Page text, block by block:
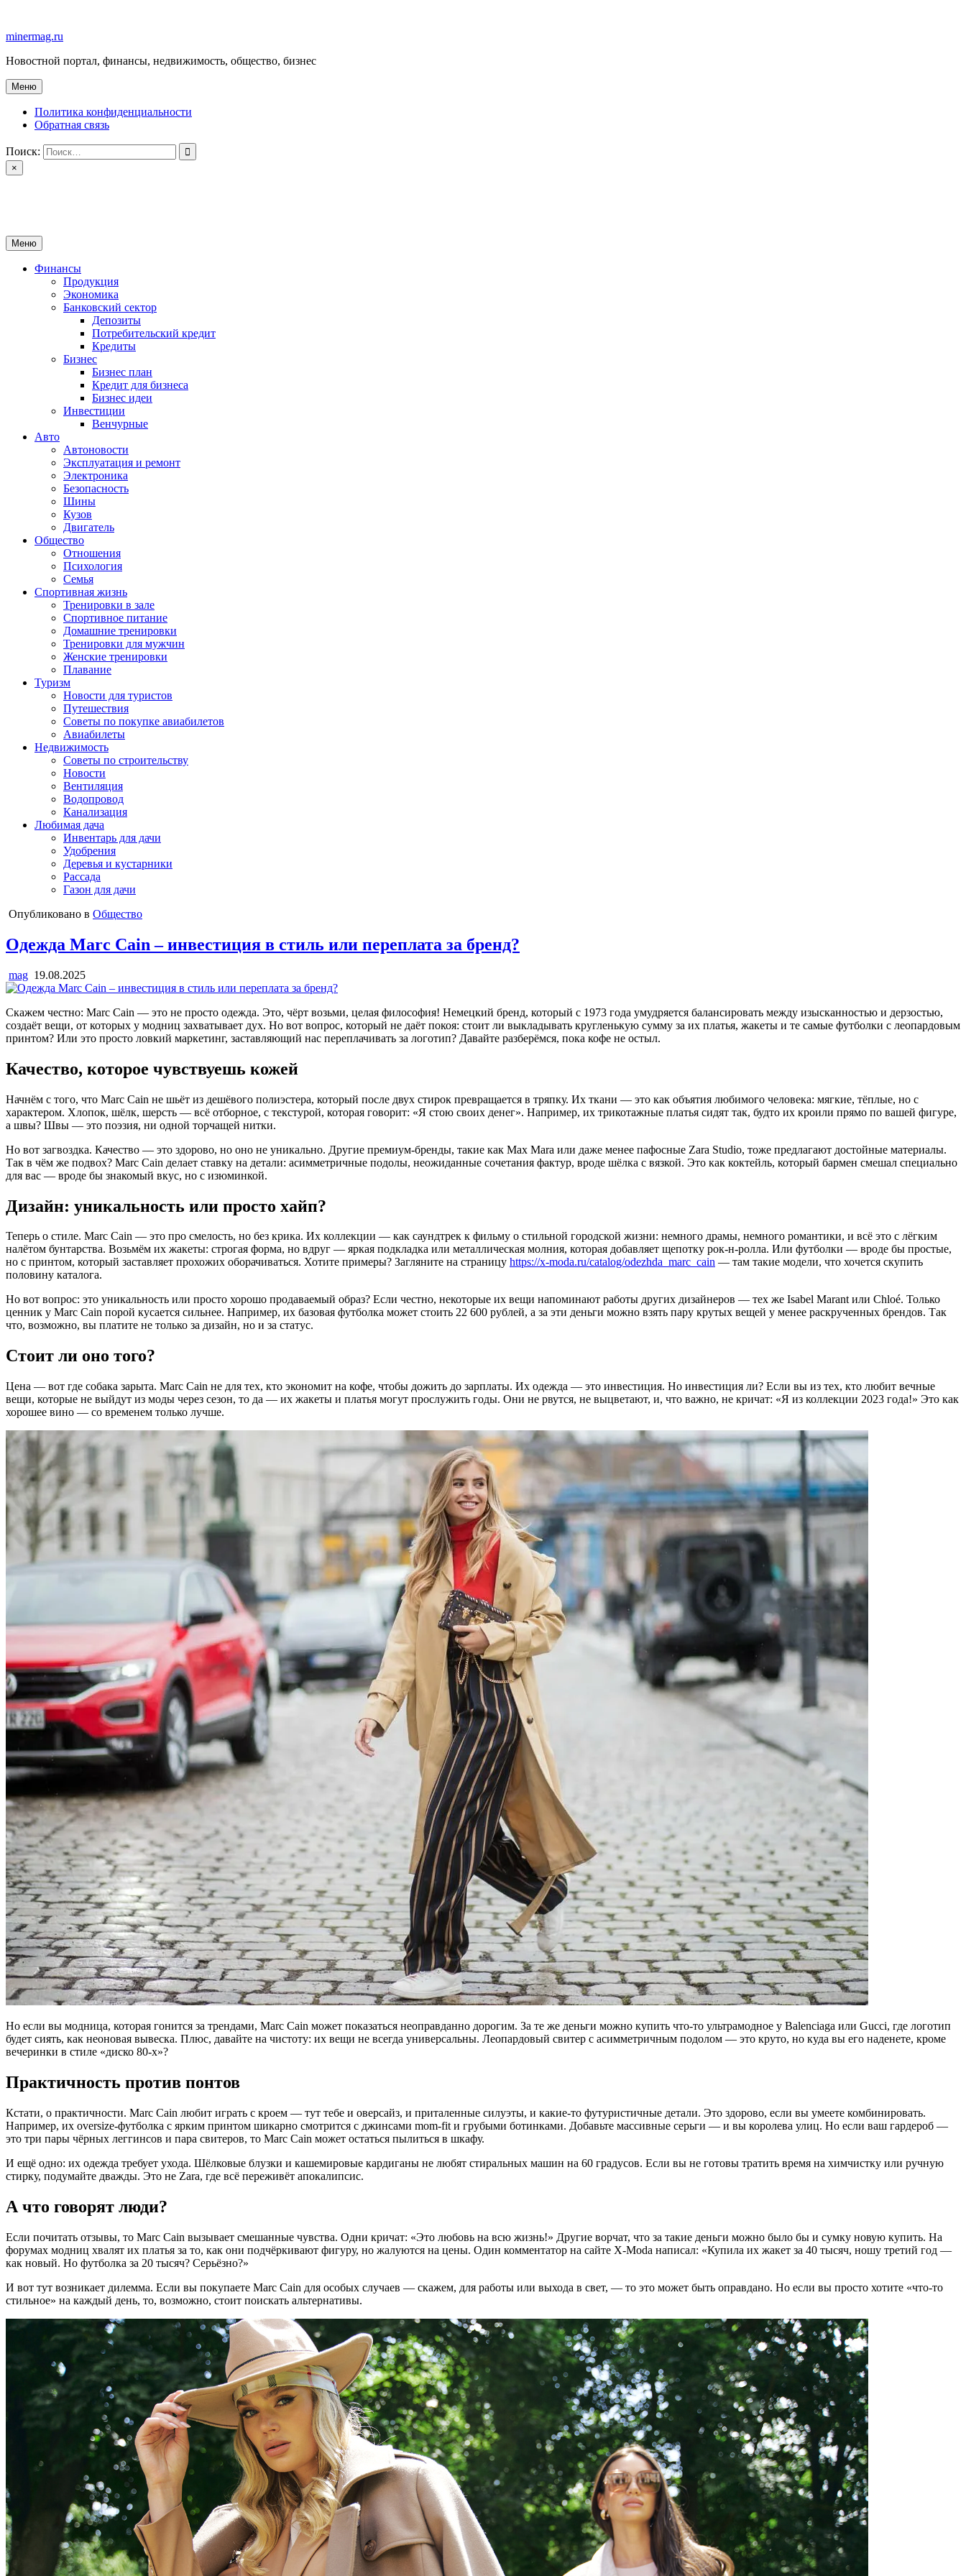
содержимому
minermag.ru
Новостной портал, финансы, недвижимость, общество, бизнес
Меню
Политика конфиденциальности
Обратная связь
Поиск:
×
Меню
Финансы
Продукция
Экономика
Банковский сектор
Депозиты
Потребительский кредит
Кредиты
Бизнес
Бизнес план
Кредит для бизнеса
Бизнес идеи
Инвестиции
Венчурные
Авто
Автоновости
Эксплуатация и ремонт
Электроника
Безопасность
Шины
Кузов
Двигатель
Общество
Отношения
Психология
Семья
Спортивная жизнь
Тренировки в зале
Спортивное питание
Домашние тренировки
Тренировки для мужчин
Женские тренировки
Плавание
Туризм
Новости для туристов
Путешествия
Советы по покупке авиабилетов
Авиабилеты
Недвижимость
Советы по строительству
Новости
Вентиляция
Водопровод
Канализация
Любимая дача
Инвентарь для дачи
Удобрения
Деревья и кустарники
Рассада
Газон для дачи
Опубликовано в Общество
Одежда Marc Cain – инвестиция в стиль или переплата за бренд?
mag 19.08.2025
Скажем честно: Marc Cain — это не просто одежда. Это, чёрт возьми, целая философия! Немецкий бренд, который с 1973 года умудряется балансировать между изысканностью и дерзостью,
создаёт вещи, от которых у модниц захватывает дух. Но вот вопрос, который не даёт покоя: стоит ли выкладывать кругленькую сумму за их платья, жакеты и те самые футболки с леопардовым
принтом? Или это просто ловкий маркетинг, заставляющий нас переплачивать за логотип? Давайте разберёмся, пока кофе не остыл.
Качество, которое чувствуешь кожей
Начнём с того, что Marc Cain не шьёт из дешёвого полиэстера, который после двух стирок превращается в тряпку. Их ткани — это как объятия любимого человека: мягкие, тёплые, но с
характером. Хлопок, шёлк, шерсть — всё отборное, с текстурой, которая говорит: «Я стою своих денег». Например, их трикотажные платья сидят так, будто их кроили прямо по вашей фигуре,
а швы? Швы — это поэзия, ни одной торчащей нитки.
Но вот загвоздка. Качество — это здорово, но оно не уникально. Другие премиум-бренды, такие как Max Mara или даже менее пафосные Zara Studio, тоже предлагают достойные материалы.
Так в чём же подвох? Marc Cain делает ставку на детали: асимметричные подолы, неожиданные сочетания фактур, вроде шёлка с вязкой. Это как коктейль, который бармен смешал специально
для вас — вроде бы знакомый вкус, но с изюминкой.
Дизайн: уникальность или просто хайп?
Теперь о стиле. Marc Cain — это про смелость, но без крика. Их коллекции — как саундтрек к фильму о стильной городской жизни: немного драмы, немного романтики, и всё это с лёгким
налётом бунтарства. Возьмём их жакеты: строгая форма, но вдруг — яркая подкладка или металлическая молния, которая добавляет щепотку рок-н-ролла. Или футболки — вроде бы простые,
но с принтом, который заставляет прохожих оборачиваться. Хотите примеры? Загляните на страницу https://x-moda.ru/catalog/odezhda_marc_cain — там такие модели, что хочется скупить
половину каталога.
Но вот вопрос: это уникальность или просто хорошо продаваемый образ? Если честно, некоторые их вещи напоминают работы других дизайнеров — тех же Isabel Marant или Chloé. Только
ценник у Marc Cain порой кусается сильнее. Например, их базовая футболка может стоить 22 600 рублей, а за эти деньги можно взять пару крутых вещей у менее раскрученных брендов. Так
что, возможно, вы платите не только за дизайн, но и за статус.
Стоит ли оно того?
Цена — вот где собака зарыта. Marc Cain не для тех, кто экономит на кофе, чтобы дожить до зарплаты. Их одежда — это инвестиция. Но инвестиция ли? Если вы из тех, кто любит вечные
вещи, которые не выйдут из моды через сезон, то да — их жакеты и платья могут прослужить годы. Они не рвутся, не выцветают, и, что важно, не кричат: «Я из коллекции 2023 года!» Это как
хорошее вино — со временем только лучше.
Но если вы модница, которая гонится за трендами, Marc Cain может показаться неоправданно дорогим. За те же деньги можно купить что-то ультрамодное у Balenciaga или Gucci, где логотип
будет сиять, как неоновая вывеска. Плюс, давайте на чистоту: их вещи не всегда универсальны. Леопардовый свитер с асимметричным подолом — это круто, но куда вы его наденете, кроме
вечеринки в стиле «диско 80-х»?
Практичность против понтов
Кстати, о практичности. Marc Cain любит играть с кроем — тут тебе и оверсайз, и приталенные силуэты, и какие-то футуристичные детали. Это здорово, если вы умеете комбинировать.
Например, их oversize-футболка с ярким принтом шикарно смотрится с джинсами mom-fit и грубыми ботинками. Добавьте массивные серьги — и вы королева улиц. Но если ваш гардероб —
это три пары чёрных леггинсов и пара свитеров, то Marc Cain может остаться пылиться в шкафу.
И ещё одно: их одежда требует ухода. Шёлковые блузки и кашемировые кардиганы не любят стиральных машин на 60 градусов. Если вы не готовы тратить время на химчистку или ручную
стирку, подумайте дважды. Это не Zara, где всё переживёт апокалипсис.
А что говорят люди?
Если почитать отзывы, то Marc Cain вызывает смешанные чувства. Одни кричат: «Это любовь на всю жизнь!» Другие ворчат, что за такие деньги можно было бы и сумку новую купить. На
форумах модниц хвалят их платья за то, как они подчёркивают фигуру, но жалуются на цены. Один комментатор на сайте X-Moda написал: «Купила их жакет за 40 тысяч, ношу третий год —
как новый. Но футболка за 20 тысяч? Серьёзно?»
И вот тут возникает дилемма. Если вы покупаете Marc Cain для особых случаев — скажем, для работы или выхода в свет, — то это может быть оправдано. Но если вы просто хотите «что-то
стильное» на каждый день, то, возможно, стоит поискать альтернативы.